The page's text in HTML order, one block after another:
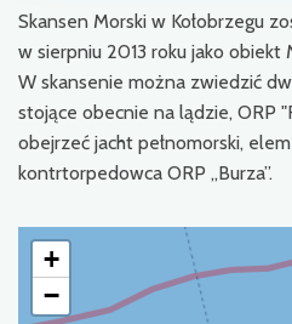
Skansen Morski w Kołobrzegu
w sierpniu 2013 roku jako obiekt
W skansenie można zwiedzić
stojące obecnie na lądzie, ORP
obejrzeć jacht pełnomorski,
kontrtorpedowca ORP „Burza”.
+
−